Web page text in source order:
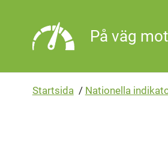
På väg
Startsida / Nationella